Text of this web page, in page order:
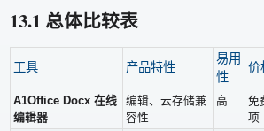
13.1 总体比较表
工具 产品特性
易用
性
价
A1Office Docx 在线
编辑器
编辑、云存储兼
容性
高
免
项